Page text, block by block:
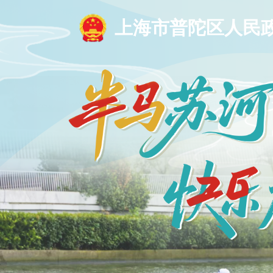
上海市普陀区人民